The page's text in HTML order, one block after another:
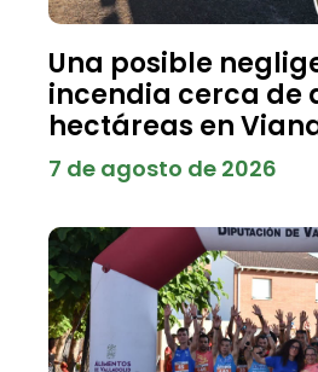
Una posible
incendia cerca de
hectáreas en
7 de agosto de 2026